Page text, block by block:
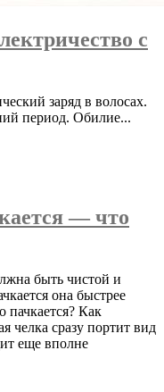
с
заряд в волосах.
период. Обилие...
— что
быть чистой и
она быстрее
пачкается? Как
челка сразу портит вид
еще вполне